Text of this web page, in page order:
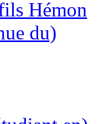
Hémon
du)